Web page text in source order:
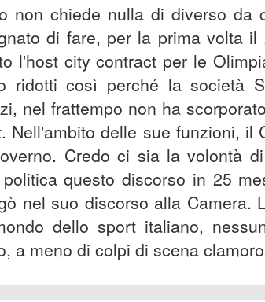
non chiede nulla di diverso da
di fare, per la prima volta
l'host city contract per le
ridotti così perché la società
nel frattempo non ha
Nell'ambito delle sue funzioni, il
Credo ci sia la volontà
questo discorso in 25
nel suo discorso alla Camera.
dello sport italiano,
a meno di colpi di scena